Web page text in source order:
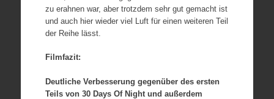
zu erahnen war, aber trotzdem sehr gut gemacht ist
und auch hier wieder viel Luft für einen weiteren Teil
der Reihe lässt.
Filmfazit:
Deutliche Verbesserung gegenüber des ersten
Teils von 30 Days Of Night und außerdem